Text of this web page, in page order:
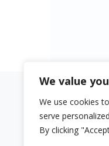
We value
We use cookies
serve
By clicking
Quick links
Buy